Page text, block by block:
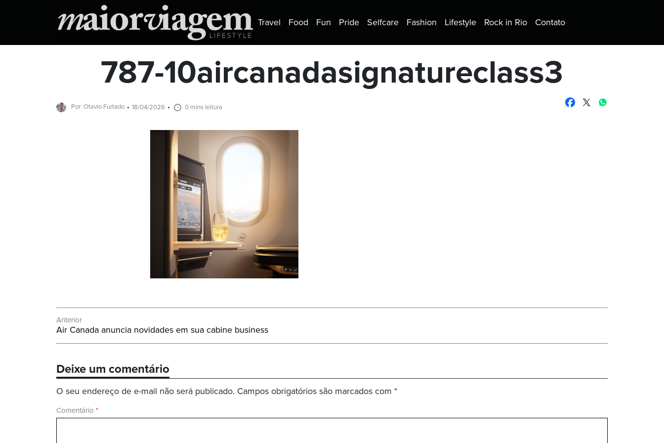
Travel Food Fun Pride Selfcare Fashion Lifestyle Rock in Rio Contato
787-10aircanadasignatureclass3
Por: Otavio Furtado 18/04/2026 0 mins leitura
Navegação
de
Anterior
Post
Anterior:
Air Canada anuncia novidades em sua cabine business
Deixe um comentário
O seu endereço de e-mail não será publicado. Campos obrigatórios são marcados com *
Comentário *